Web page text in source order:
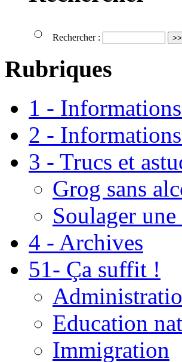
Rechercher :
Rubriques
1 -
2 -
3 - Trucs et
Grog sans
Soulager
4 - Archives
51- Ça suffit !
Education
Immigration